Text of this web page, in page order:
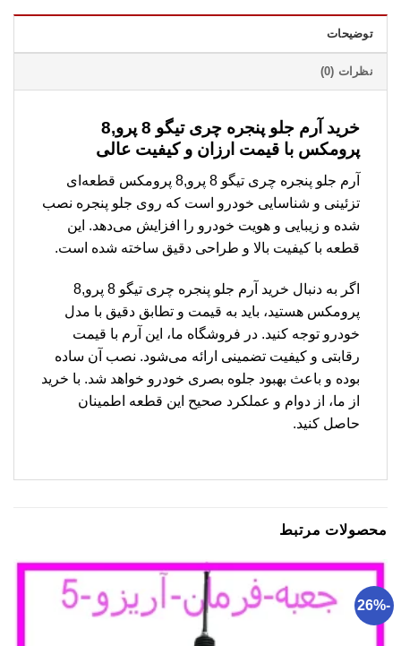
توضیحات
نظرات (0)
خرید آرم جلو پنجره چری تیگو 8 پرو,8
پرومکس با قیمت ارزان و کیفیت عالی
آرم جلو پنجره چری تیگو 8 پرو,8 پرومکس قطعه‌ای
تزئینی و شناسایی خودرو است که روی جلو پنجره نصب
شده و زیبایی و هویت خودرو را افزایش می‌دهد. این
قطعه با کیفیت بالا و طراحی دقیق ساخته شده است.
اگر به دنبال خرید آرم جلو پنجره چری تیگو 8 پرو,8
پرومکس هستید، باید به قیمت و تطابق دقیق با مدل
خودرو توجه کنید. در فروشگاه ما، این آرم با قیمت
رقابتی و کیفیت تضمینی ارائه می‌شود. نصب آن ساده
بوده و باعث بهبود جلوه بصری خودرو خواهد شد. با خرید
از ما، از دوام و عملکرد صحیح این قطعه اطمینان
حاصل کنید.
محصولات مرتبط
-26%